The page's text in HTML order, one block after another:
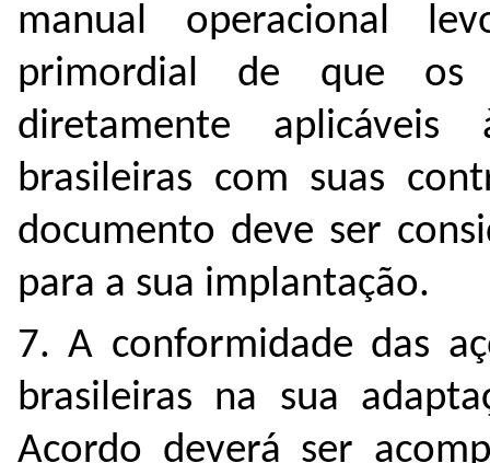
manual operacional
primordial de que os
diretamente aplicáveis
brasileiras com suas
documento deve ser
para a sua implantação.
7. A conformidade das
brasileiras na sua
Acordo deverá ser